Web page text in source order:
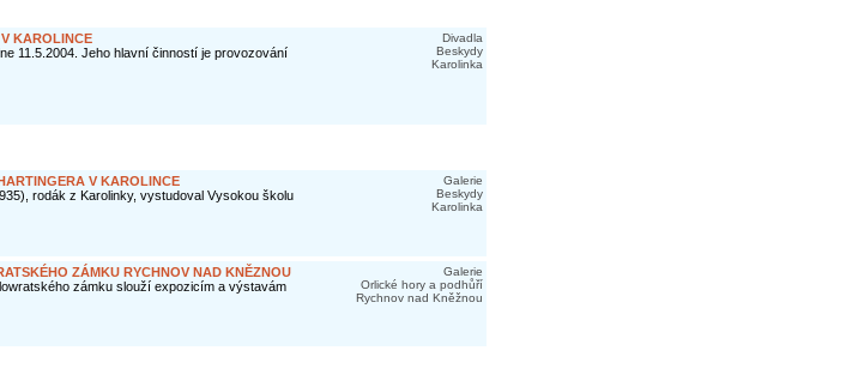
KAROLINCE
11.5.2004. Jeho hlavní činností je provozování
Divadla
Beskydy
Karolinka
V KAROLINCE
rodák z Karolinky, vystudoval Vysokou školu
Galerie
Beskydy
Karolinka
ZÁMKU RYCHNOV NAD KNĚZNOU
zámku slouží expozicím a výstavám
Galerie
Orlické hory a podhůří
Rychnov nad Kněžnou